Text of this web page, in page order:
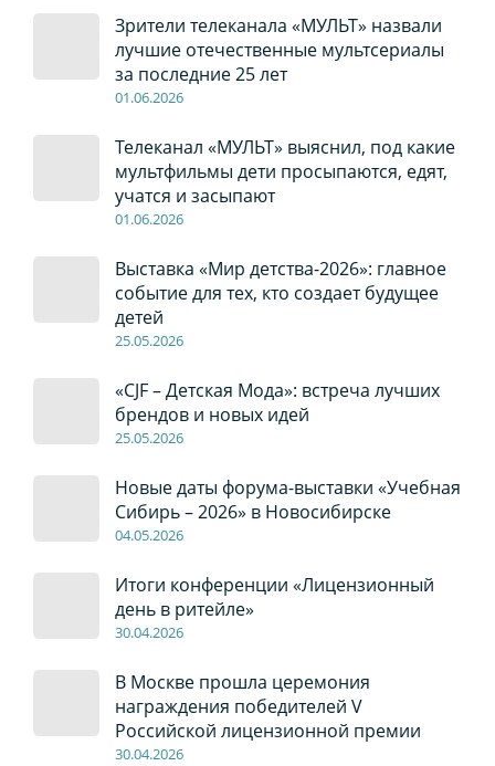
Зрители телеканала «МУЛЬТ» назвали
лучшие отечественные мультсериалы
за последние 25 лет
01.06.2026
Телеканал «МУЛЬТ» выяснил, под какие
мультфильмы дети просыпаются, едят,
учатся и засыпают
01.06.2026
Выставка «Мир детства-2026»: главное
событие для тех, кто создает будущее
детей
25.05.2026
«CJF – Детская Мода»: встреча лучших
брендов и новых идей
25.05.2026
Новые даты форума-выставки «Учебная
Сибирь – 2026» в Новосибирске
04.05.2026
Итоги конференции «Лицензионный
день в ритейле»
30.04.2026
В Москве прошла церемония
награждения победителей V
Российской лицензионной премии
30.04.2026